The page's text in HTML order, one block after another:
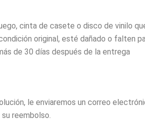
cinta de casete o disco de vinilo
original, esté dañado o falten
de 30 días después de la entrega
le enviaremos un correo
reembolso.